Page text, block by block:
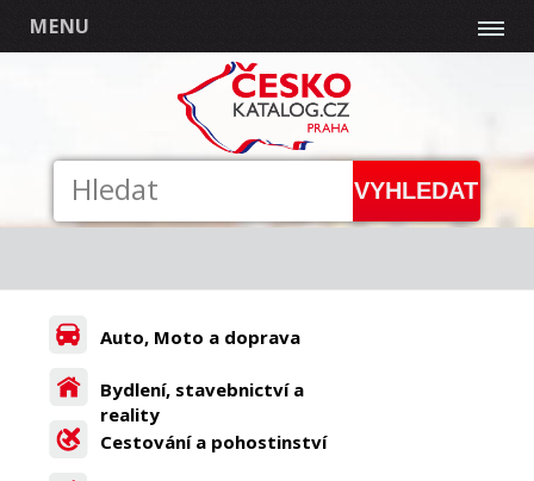
MENU
Auto, Moto a doprava
Bydlení, stavebnictví a
reality
Cestování a pohostinství